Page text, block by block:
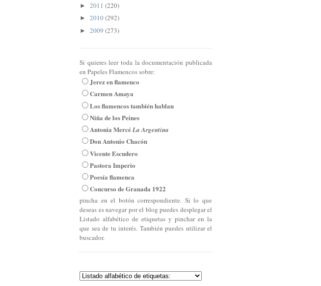
► 2011 (220)
► 2010(292)
► 2009 (273)
Si quieres leer toda la documentación publicada
en Papeles Flamencos sobre:
Jerez en flamenco
Carmen Amaya
Los flamencos también hablan
Niña de los Peines
Antonia MercéLa Argentina
Don Antonio Chacón
Vicente Escudero
Pastora Imperio
Poesía flamenca
Concurso de Granada 1922
pincha en el botón correspondiente. Si lo que
deseas es navegar por el blog puedes desplegar el
Listado alfabético de etiquetas y pinchar en la
que sea de tu interés. También puedes utilizar el
buscador.